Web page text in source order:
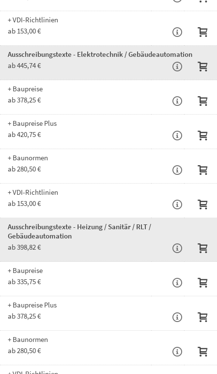
+ VDI-Richtlinien
ab 153,00 €
Ausschreibungstexte - Elektrotechnik / Gebäudeautomation
ab 445,74 €
+ Baupreise
ab 378,25 €
+ Baupreise Plus
ab 420,75 €
+ Baunormen
ab 280,50 €
+ VDI-Richtlinien
ab 153,00 €
Ausschreibungstexte - Heizung / Sanitär / RLT /
Gebäudeautomation
ab 398,82 €
+ Baupreise
ab 335,75 €
+ Baupreise Plus
ab 378,25 €
+ Baunormen
ab 280,50 €